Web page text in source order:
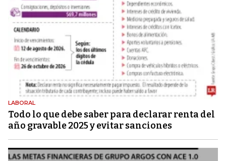
LABORAL
Todo lo que debe saber para declarar renta del
año gravable 2025 y evitar sanciones